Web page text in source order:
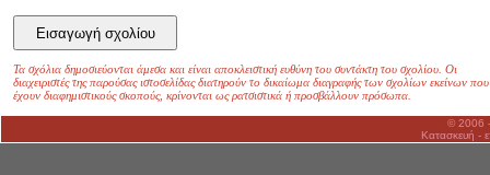
Τα σχόλια δημοσιεύονται άμεσα και είναι αποκλειστική ευθύνη του συντάκτη του σχολίου. Οι
διαχειριστές της παρούσας ιστοσελίδας διατηρούν το δικαίωμα διαγραφής των σχολίων εκείνων που
έχουν διαφημιστικούς σκοπούς, κρίνονται ως ρατσιστικά ή προσβάλλουν πρόσωπα.
© 2006
Κατασκευή -